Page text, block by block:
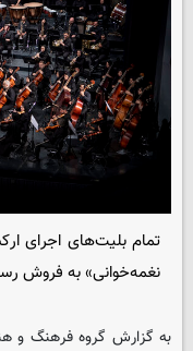
تمام بلیت‌های اجرای
نغمه‌خوانی» به فروش
به گزارش گروه فرهنگ و